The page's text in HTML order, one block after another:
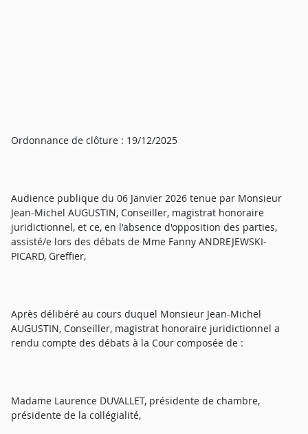
Ordonnance de clôture : 19/12/2025
Audience publique du 06 Janvier 2026 tenue par Monsieur
Jean-Michel AUGUSTIN, Conseiller, magistrat honoraire
juridictionnel, et ce, en l'absence d'opposition des parties,
assisté/e lors des débats de Mme Fanny ANDREJEWSKI-
PICARD, Greffier,
Après délibéré au cours duquel Monsieur Jean-Michel
AUGUSTIN, Conseiller, magistrat honoraire juridictionnel a
rendu compte des débats à la Cour composée de :
Madame Laurence DUVALLET, présidente de chambre,
présidente de la collégialité,